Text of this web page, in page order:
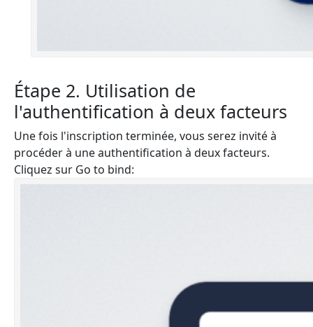
Étape 2. Utilisation de
l'authentification à deux facteurs
Une fois l'inscription terminée, vous serez invité à
procéder à une authentification à deux facteurs.
Cliquez sur Go to bind: